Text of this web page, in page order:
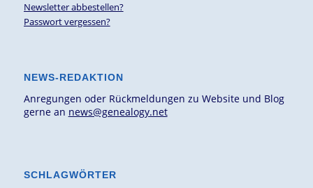
Newsletter abbestellen?
Passwort vergessen?
NEWS-REDAKTION
Anregungen oder Rückmeldungen zu Website und Blog
gerne an news@genealogy.net
SCHLAGWÖRTER